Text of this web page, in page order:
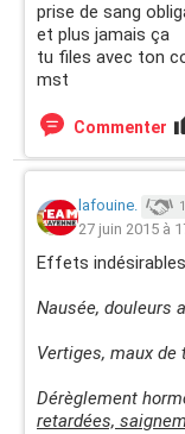
prise de sang
et plus jamais ça
tu files avec ton
mst
Commenter
lafouine.
27 juin 2015 à
Effets
Nausée, douleurs
Vertiges, maux de
Dérèglement
retardées,